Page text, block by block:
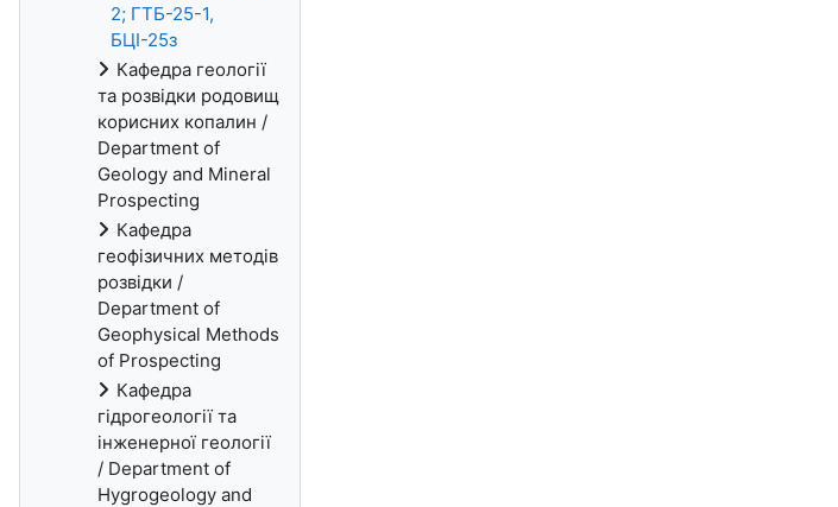
2; ГТБ-25-1,
БЦІ-25з
Кафедра геології
та розвідки родовищ
корисних копалин /
Department of
Geology and Mineral
Prospecting
Кафедра
геофізичних методів
розвідки /
Department of
Geophysical Methods
of Prospecting
Кафедра
гідрогеології та
інженерної геології
/ Department of
Hygrogeology and